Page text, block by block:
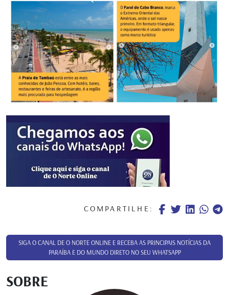
COMPARTILHE:
SIGA O CANAL DE O NORTE ONLINE E RECEBA AS PRINCIPAIS NOTÍCIAS DA
PARAÍBA E DO MUNDO DIRETO NO SEU WHATSAPP
SOBRE